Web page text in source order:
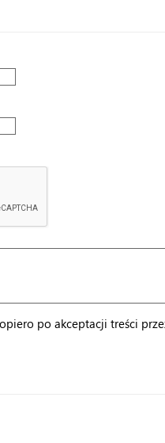
po akceptacji treści